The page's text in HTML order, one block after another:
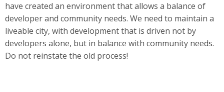
have created an environment that allows a balance of
developer and community needs. We need to maintain a
liveable city, with development that is driven not by
developers alone, but in balance with community needs.
Do not reinstate the old process!